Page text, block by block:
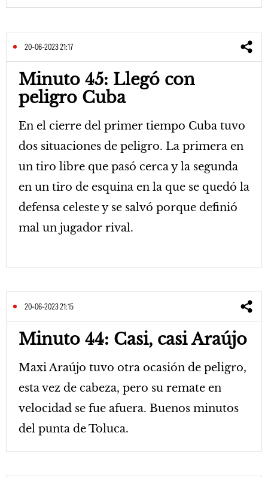
20-06-2023 21:17
Minuto 45: Llegó con
peligro Cuba
En el cierre del primer tiempo Cuba tuvo
dos situaciones de peligro. La primera en
un tiro libre que pasó cerca y la segunda
en un tiro de esquina en la que se quedó la
defensa celeste y se salvó porque definió
mal un jugador rival.
20-06-2023 21:15
Minuto 44: Casi, casi Araújo
Maxi Araújo tuvo otra ocasión de peligro,
esta vez de cabeza, pero su remate en
velocidad se fue afuera. Buenos minutos
del punta de Toluca.